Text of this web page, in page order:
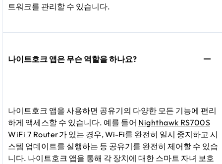
트워크를 관리할 수 있습니다.
나이트호크 앱은 무슨 역할을 하나요?
나이트호크 앱을 사용하면 공유기의 다양한 모든 기능에 편리
하게 액세스할 수 있습니다. 예를 들어 Nighthawk RS700S
WiFi 7 Router가 있는 경우, Wi-Fi를 완전히 일시 중지하고 시
스템 업데이트를 실행하는 등 공유기를 완전히 제어할 수 있습
니다. 나이트호크 앱을 통해 각 장치에 대한 스마트 자녀 보호